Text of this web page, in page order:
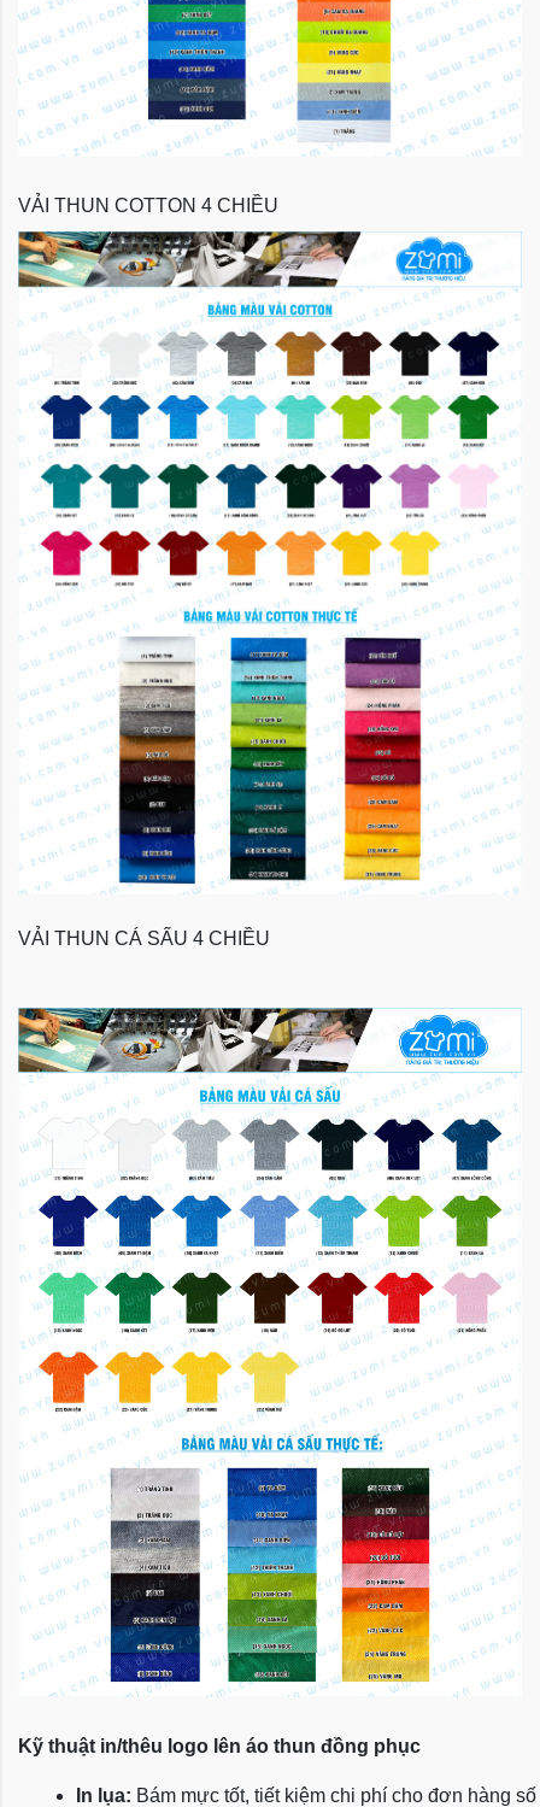
VẢI THUN COTTON 4 CHIỀU
VẢI THUN CÁ SẤU 4 CHIỀU
Kỹ thuật in/thêu logo lên áo thun đồng phục
In lụa: Bám mực tốt, tiết kiệm chi phí cho đơn hàng